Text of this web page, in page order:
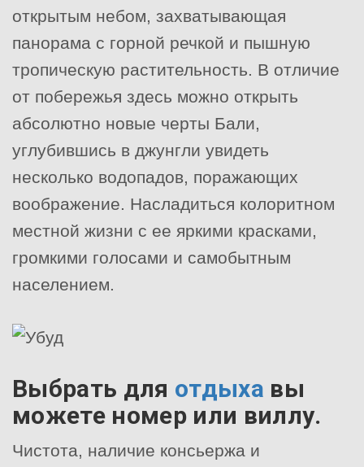
открытым небом, захватывающая
панорама с горной речкой и пышную
тропическую растительность. В отличие
от побережья здесь можно открыть
абсолютно новые черты Бали,
углубившись в джунгли увидеть
несколько водопадов, поражающих
воображение. Насладиться колоритном
местной жизни с ее яркими красками,
громкими голосами и самобытным
населением.
Выбрать для отдыха вы
можете номер или виллу.
Чистота, наличие консьержа и